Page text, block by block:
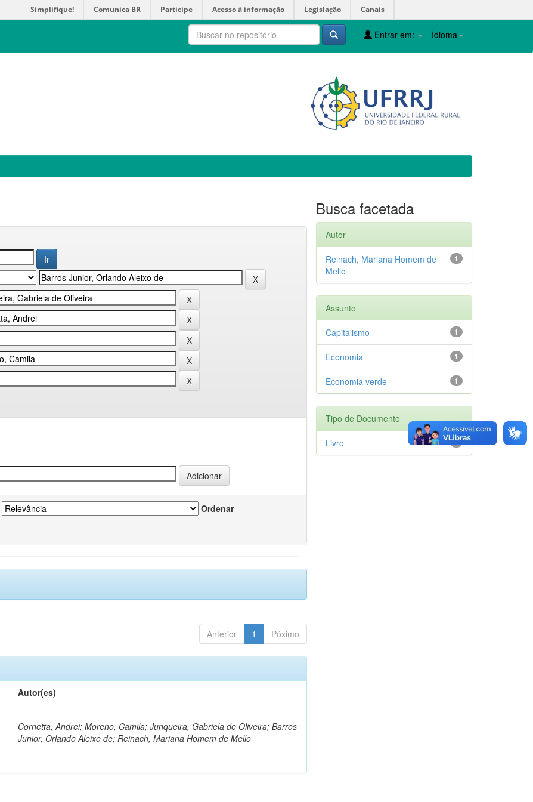
Simplifique! Comunica BR Participe Acesso à informação Legislação Canais
Idioma
Entrar em:
Ordenar
Anterior 1 Póximo
Autor(es)
Cornetta, Andrei; Moreno, Camila; Junqueira, Gabriela de Oliveira; Barros
Junior, Orlando Aleixo de; Reinach, Mariana Homem de Mello
Busca facetada
Autor
1
Reinach, Mariana Homem de
Mello
Assunto
1
Capitalismo
1
Economia
1
Economia verde
Tipo de Documento
1
Livro